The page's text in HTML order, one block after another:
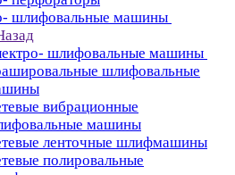
шлифовальные машины
шлифовальные машины
шлифовальные
вибрационные
машины
ленточные шлифмашины
полировальные